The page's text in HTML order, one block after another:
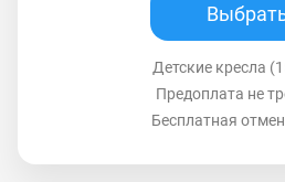
Детские кресла
Предоплата не
Бесплатная